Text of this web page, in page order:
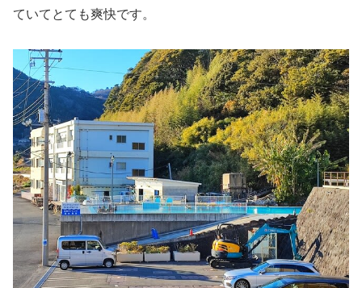
ていてとても爽快です。